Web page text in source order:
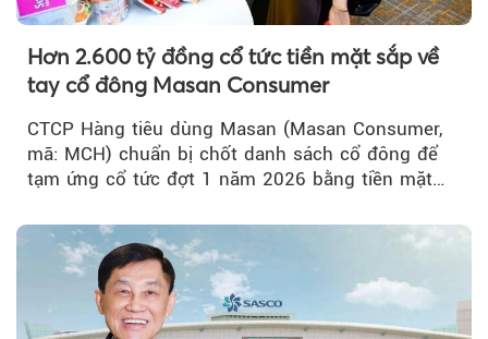
Hơn 2.600 tỷ đồng cổ tức tiền mặt sắp về
tay cổ đông Masan Consumer
CTCP Hàng tiêu dùng Masan (Masan Consumer,
mã: MCH) chuẩn bị chốt danh sách cổ đông để
tạm ứng cổ tức đợt 1 năm 2026 bằng tiền mặt